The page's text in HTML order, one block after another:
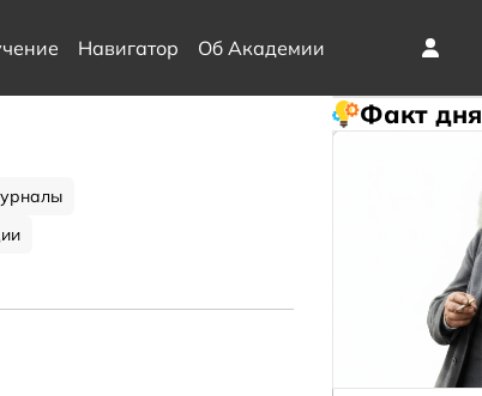
Навигатор Об Академии
Факт дня